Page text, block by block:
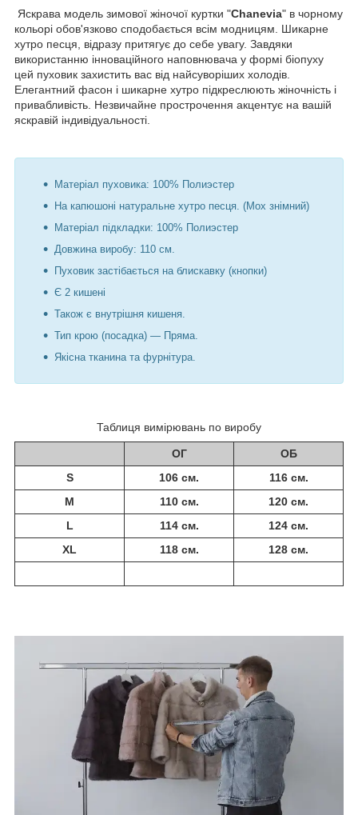
Яскрава модель зимової жіночої куртки "Chanevia" в чорному
кольорі обов'язково сподобається всім модницям. Шикарне
хутро песця, відразу притягує до себе увагу. Завдяки
використанню інноваційного наповнювача у формі біопуху
цей пуховик захистить вас від найсуворіших холодів.
Елегантний фасон і шикарне хутро підкреслюють жіночність і
привабливість. Незвичайне прострочення акцентує на вашій
яскравій індивідуальності.
Матеріал пуховика: 100% Полиэстер
На капюшоні натуральне хутро песця. (Мох знімний)
Матеріал підкладки: 100% Полиэстер
Довжина виробу: 110 см.
Пуховик застібається на блискавку (кнопки)
Є 2 кишені
Також є внутрішня кишеня.
Тип крою (посадка) — Пряма.
Якісна тканина та фурнітура.
Таблиця вимірювань по виробу
ОГ
ОБ
S
106 см.
116 см.
M
110 см.
120 см.
L
114 см.
124 см.
XL
118 см. 128 см.